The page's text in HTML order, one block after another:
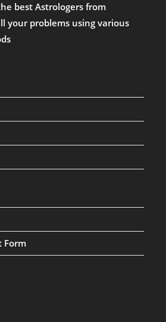
best Astrologers from
your problems using various
Form